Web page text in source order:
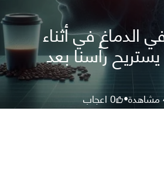
الدماغ في أثناء
يستريح رأسنا بعد
مشاهدة•
0اعجاب